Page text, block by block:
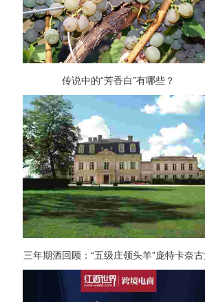
传说中的“芳香白”有哪些？
三年期酒回顾：“五级庄领头羊”庞特卡奈古